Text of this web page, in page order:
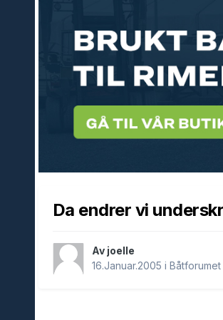
Da endrer vi
Av joelle
16.Januar.2005 i Båtforumet